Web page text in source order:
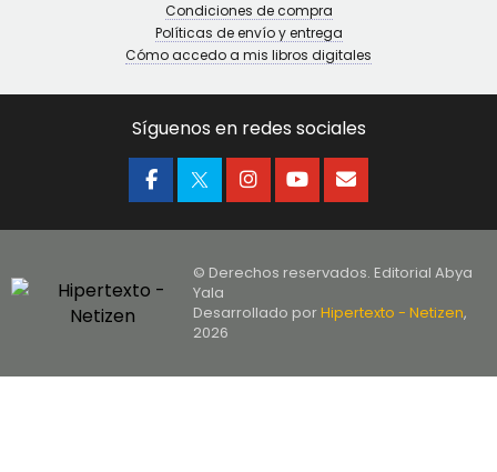
Condiciones de compra
Políticas de envío y entrega
Cómo accedo a mis libros digitales
Síguenos en redes sociales
© Derechos reservados. Editorial Abya
Yala
Desarrollado porHipertexto - Netizen,
2026